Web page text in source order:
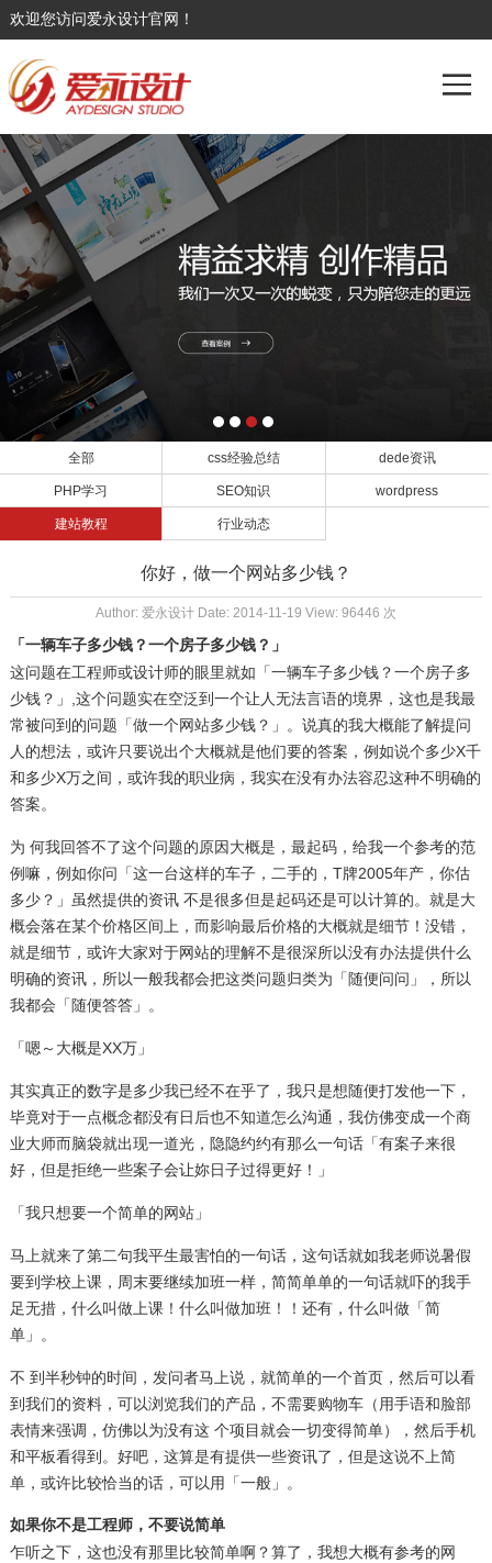
欢迎您访问爱永设计官网！
全部 css经验总结 dede资讯
PHP学习 SEO知识 wordpress
建站教程 行业动态
你好，做一个网站多少钱？
Author: 爱永设计 Date: 2014-11-19 View: 96446 次
「一辆车子多少钱？一个房子多少钱？」
这问题在工程师或设计师的眼里就如「一辆车子多少钱？一个房子多
少钱？」,这个问题实在空泛到一个让人无法言语的境界，这也是我最
常被问到的问题「做一个网站多少钱？」。说真的我大概能了解提问
人的想法，或许只要说出个大概就是他们要的答案，例如说个多少X千
和多少X万之间，或许我的职业病，我实在没有办法容忍这种不明确的
答案。
为 何我回答不了这个问题的原因大概是，最起码，给我一个参考的范
例嘛，例如你问「这一台这样的车子，二手的，T牌2005年产，你估
多少？」虽然提供的资讯 不是很多但是起码还是可以计算的。就是大
概会落在某个价格区间上，而影响最后价格的大概就是细节！没错，
就是细节，或许大家对于网站的理解不是很深所以没有办法提供什么
明确的资讯，所以一般我都会把这类问题归类为「随便问问」，所以
我都会「随便答答」。
「嗯～大概是XX万」
其实真正的数字是多少我已经不在乎了，我只是想随便打发他一下，
毕竟对于一点概念都没有日后也不知道怎么沟通，我仿佛变成一个商
业大师而脑袋就出现一道光，隐隐约约有那么一句话「有案子来很
好，但是拒绝一些案子会让妳日子过得更好！」
「我只想要一个简单的网站」
马上就来了第二句我平生最害怕的一句话，这句话就如我老师说暑假
要到学校上课，周末要继续加班一样，简简单单的一句话就吓的我手
足无措，什么叫做上课！什么叫做加班！！还有，什么叫做「简
单」。
不 到半秒钟的时间，发问者马上说，就简单的一个首页，然后可以看
到我们的资料，可以浏览我们的产品，不需要购物车（用手语和脸部
表情来强调，仿佛以为没有这 个项目就会一切变得简单），然后手机
和平板看得到。好吧，这算是有提供一些资讯了，但是这说不上简
单，或许比较恰当的话，可以用「一般」。
如果你不是工程师，不要说简单
乍听之下，这也没有那里比较简单啊？算了，我想大概有参考的网